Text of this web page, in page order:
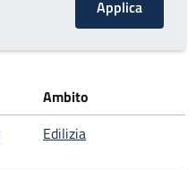
Ambito
Edilizia